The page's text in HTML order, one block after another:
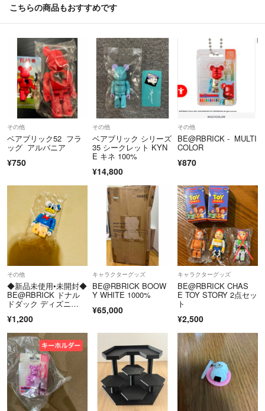
こちらの商品もおすすめです
その他
ベアブリック52 フラ
ッグ アルバニア
¥750
その他
ベアブリック シリーズ
35 シークレット KYN
E キネ 100%
¥14,800
その他
BE@RBRICK - MULTI
COLOR
¥870
その他
◆新品未使用•未開封◆
BE@RBRICK ドナル
ドダック ディズニ
¥1,200
キャラクターグッズ
BE@RBRICK BOOW
Y WHITE 1000%
¥65,000
キャラクターグッズ
BE@RBRICK CHAS
E TOY STORY 2点セッ
ト
¥2,500